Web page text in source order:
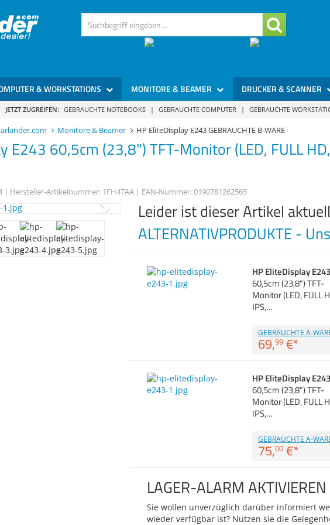
& WORKSTATIONS MONITORE & BEAMER DRUCKER & SCANNER
JETZT ZUGREIFEN: GEBRAUCHTE NOTEBOOKS | GEBRAUCHTE COMPUTER | GEBRAUCHTE
Monitore & Beamer HP EliteDisplay E243 GEBRAUCHTE B-WARE
E243 60,5cm (23,8") TFT-Monitor (LED, FULL
| Hersteller-Artikelnummer: 1FH47AA | EAN-Nummer:0190781262565
Leider ist dieser Artikel
ALTERNATIVPRODUKTE -
HP EliteDisplay E243
60,5cm (23,8") TFT-
Monitor (LED, FULL
IPS,…
GEBRAUCHTE A-
69,99 €*
HP EliteDisplay E243
60,5cm (23,8") TFT-
Monitor (LED, FULL
IPS,…
GEBRAUCHTE A-
75,00 €*
LAGER-ALARM AKTIVIEREN
Sie wollen unverzüglich darüber informiert
wieder verfügbar ist? Nutzen sie die